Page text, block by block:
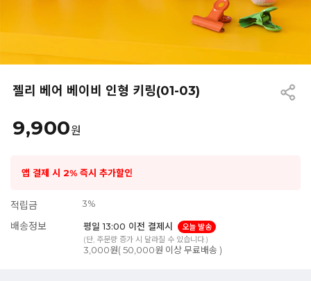
젤리 베어 베이비 인형 키링(01-03)
9,900원
앱 결제 시 2% 즉시 추가할인
적립금 3%
배송정보 평일 13:00 이전 결제시
오늘 발송
(단, 주문량 증가 시 달라질 수 있습니다.)
3,000원( 50,000원 이상 무료배송 )